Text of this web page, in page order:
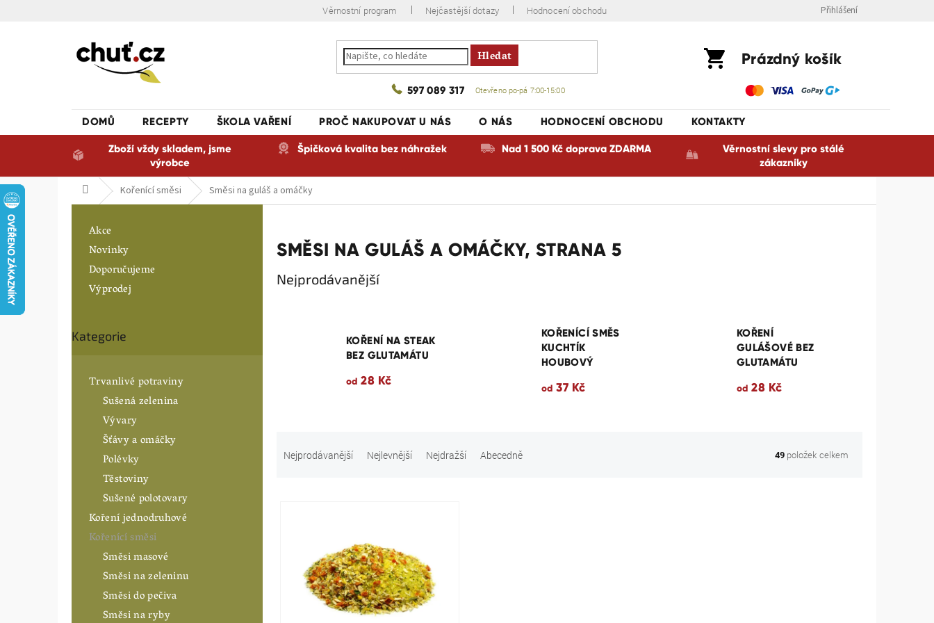
Věrnostní program Nejčastější dotazy Hodnocení obchodu Přihlášení
Hledat
Nákupní
Prázdný košík
597 089 317 Otevřeno po-pá 7:00-15:00
DOMŮ RECEPTY ŠKOLA VAŘENÍ PROČ NAKUPOVAT U NÁS O NÁS HODNOCENÍ OBCHODU KONTAKTY
Zboží vždy skladem, jsme
výrobce
Špičková kvalita bez náhražek Nad 1 500 Kč doprava ZDARMA
Věrnostní slevy pro stálé
zákazníky
Domů Kořenící směsi Směsi na guláš a omáčky
kategorie
Kategorie
Akce
Novinky
Doporučujeme
Výprodej
Trvanlivé potraviny
Sušená zelenina
Vývary
Šťávy a omáčky
Polévky
Těstoviny
Sušené polotovary
Koření jednodruhové
Kořenící směsi
Směsi masové
Směsi na zeleninu
Směsi do pečiva
Směsi na ryby
SMĚSI NA GULÁŠ A OMÁČKY, STRANA 5
Nejprodávanější
KOŘENÍ NA STEAK
BEZ GLUTAMÁTU
od 28 Kč
KOŘENÍCÍ SMĚS
KUCHTÍK
HOUBOVÝ
od 37 Kč
KOŘENÍ
GULÁŠOVÉ BEZ
GLUTAMÁTU
od 28 Kč
Nejprodávanější Nejlevnější Nejdražší Abecedně 49 položek celkem